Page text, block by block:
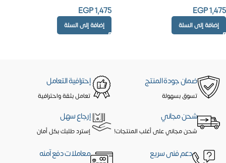
EGP1,475
إضافة إلى السلة
EGP1,475
إضافة إلى السلة
ضمان جودة المنتج
تسوق بسهولة
إحترافية التعامل
تعامل بثقة واحترافية
شحن مجاني
شحن مجاني على أغلب المنتجات!
إرجاع سهل
إسترد طلبك بكل أمان
دعم فنى سريع معاملات دفع آمنه